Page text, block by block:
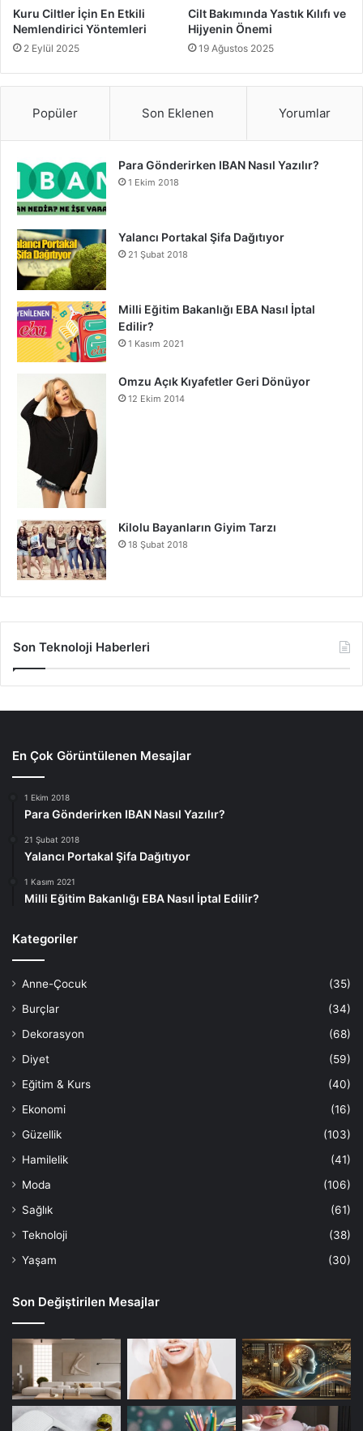
tehdit edebilir. Doğru ürün seçimi, dengeli eksfoliasyon ve
düzenli güneş koruyucu kullanımı, sağlıklı bir cilt için
olmazsa olmazdır. Cilt bakım rutininizi gözden geçirerek
bu hatalardan kaçınabilir, daha ışıltılı ve genç bir cilde
Unutmayın, her cilt benzersizdir ve kişiye özel bir bakım
rutini oluşturmak en doğru yaklaşımdır. Eğer cilt
sorunlarınız devam ediyorsa, bir dermatoloğa danışmaktan
çekinmeyin.
Cilt bakım hataları
Kuru Ciltler İçin En Etkili
Nemlendirici Yöntemleri
2 Eylül 2025
Cilt Bakımında Yastık Kılıfı ve
Hijyenin Önemi
19 Ağustos 2025
Popüler Son Eklenen Yorumlar
Para Gönderirken IBAN Nasıl Yazılır?
1 Ekim 2018
Yalancı Portakal Şifa Dağıtıyor
21 Şubat 2018
Milli Eğitim Bakanlığı EBA Nasıl İptal
Edilir?
1 Kasım 2021
Omzu Açık Kıyafetler Geri Dönüyor
12 Ekim 2014
Kilolu Bayanların Giyim Tarzı
18 Şubat 2018
Son Teknoloji Haberleri
En Çok Görüntülenen Mesajlar
1 Ekim 2018
Para Gönderirken IBAN Nasıl Yazılır?
21 Şubat 2018
Yalancı Portakal Şifa Dağıtıyor
1 Kasım 2021
Milli Eğitim Bakanlığı EBA Nasıl İptal Edilir?
Kategoriler
Anne-Çocuk
(35)
Burçlar
(34)
Dekorasyon
(68)
Diyet
(59)
Eğitim & Kurs
(40)
Ekonomi
(16)
Güzellik
(103)
Hamilelik
(41)
Moda
(106)
Sağlık
(61)
Teknoloji
(38)
Yaşam
(30)
Son Değiştirilen Mesajlar